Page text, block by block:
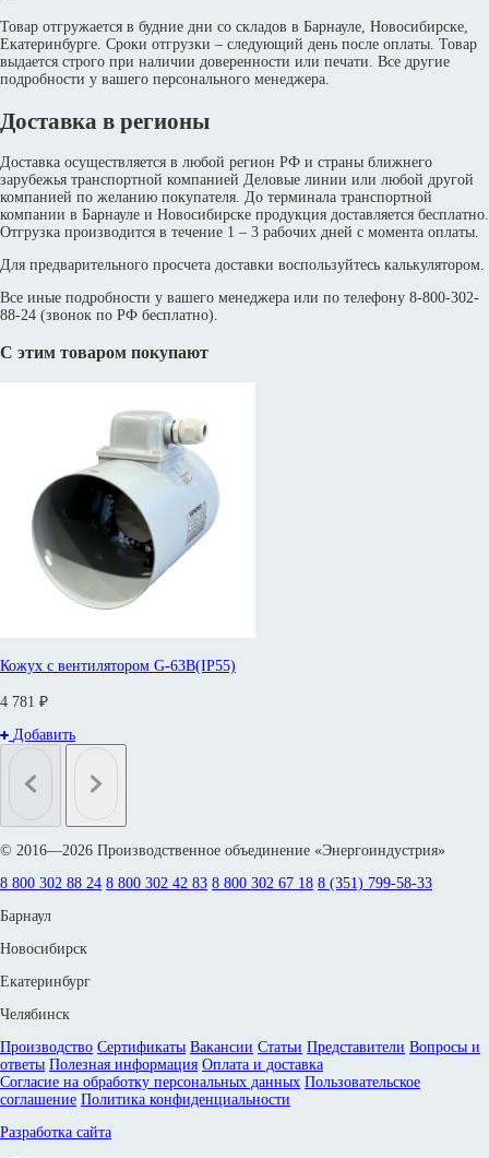
Товар отгружается в будние дни со складов в Барнауле, Новосибирске,
Екатеринбурге. Сроки отгрузки – следующий день после оплаты. Товар
выдается строго при наличии доверенности или печати. Все другие
подробности у вашего персонального менеджера.
Доставка в регионы
Доставка осуществляется в любой регион РФ и страны ближнего
зарубежья транспортной компанией Деловые линии или любой другой
компанией по желанию покупателя. До терминала транспортной
компании в Барнауле и Новосибирске продукция доставляется бесплатно.
Отгрузка производится в течение 1 – 3 рабочих дней с момента оплаты.
Для предварительного просчета доставки воспользуйтесь калькулятором.
Все иные подробности у вашего менеджера или по телефону 8-800-302-
88-24 (звонок по РФ бесплатно).
С этим товаром покупают
Кожух с вентилятором G-63B(IP55)
4 781 ₽
Добавить
© 2016—2026 Производственное объединение «Энергоиндустрия»
8 800 302 88 24 8 800 302 42 83 8 800 302 67 18 8 (351) 799-58-33
Барнаул
Новосибирск
Екатеринбург
Челябинск
Производство Сертификаты Вакансии Статьи Представители Вопросы и
ответы Полезная информация Оплата и доставка
Согласие на обработку персональных данных Пользовательское
соглашение Политика конфиденциальности
Разработка сайта